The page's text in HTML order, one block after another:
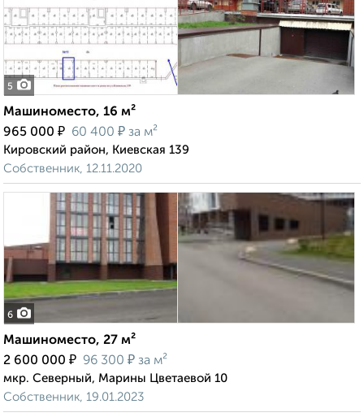
5
Машиноместо, 16 м²
965 000 ₽ 60 400 ₽ за м²
Кировский район, Киевская 139
Собственник, 12.11.2020
6
Машиноместо, 27 м²
2 600 000 ₽ 96 300 ₽ за м²
мкр. Северный, Марины Цветаевой 10
Собственник, 19.01.2023